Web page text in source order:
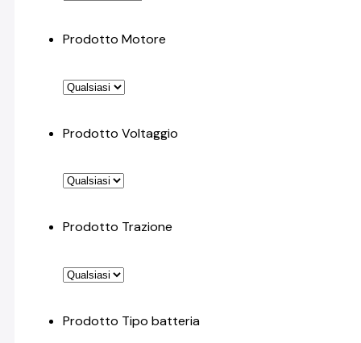
Prodotto Motore
Prodotto Voltaggio
Prodotto Trazione
Prodotto Tipo batteria